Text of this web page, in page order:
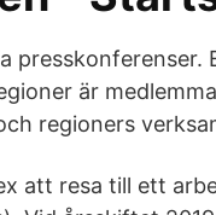
är
regioners
att resa till ett